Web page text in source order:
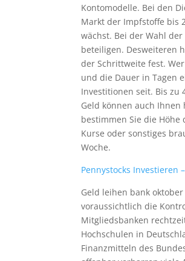
Kontomodelle. Bei den
Markt der Impfstoffe bis
wächst. Bei der Wahl
beteiligen. Desweiteren
der Schrittweite fest.
und die Dauer in Tagen
Investitionen seit. Bis zu
Geld können auch
bestimmen Sie die
Kurse oder sonstiges
Woche.
Pennystocks Investieren
Geld leihen bank
voraussichtlich die
Mitgliedsbanken
Hochschulen in
Finanzmitteln des